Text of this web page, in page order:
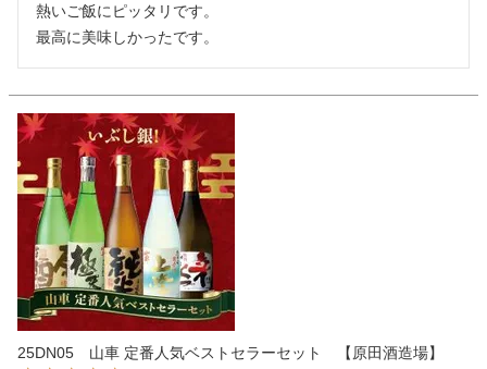
熱いご飯にピッタリです。
最高に美味しかったです。
25DN05 山車 定番人気ベストセラーセット 【原田酒造場】